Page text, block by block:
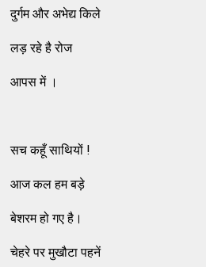
दुर्गम और अभेद्य किले
लड़ रहे है रोज
आपस में ।
सच कहूँ साथियों !
आज कल हम बड़े
बेशरम हो गए है।
चेहरे पर मुखौटा पहनें